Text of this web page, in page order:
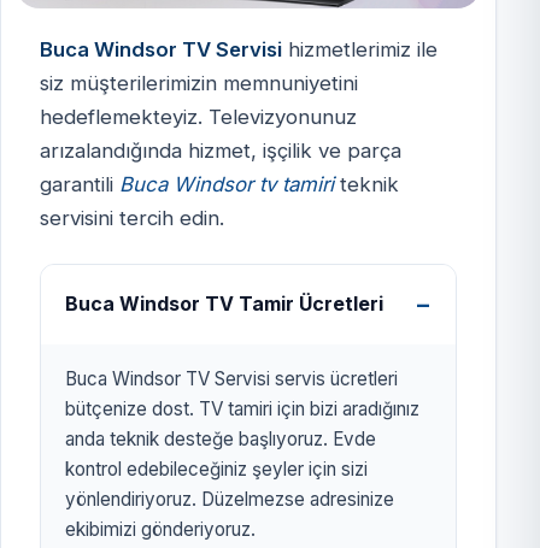
BUCA WİNDSOR TV
SERVİSİ
izmirtelevizyon.com.tr
Buca Windsor TV Servisi hizmetlerimiz ile
siz müşterilerimizin memnuniyetini
hedeflemekteyiz. Televizyonunuz
arızalandığında hizmet, işçilik ve parça
garantili Buca Windsor tv tamiriteknik
servisini tercih edin.
Buca Windsor TV Tamir Ücretleri
Buca Windsor TV Servisi servis ücretleri
bütçenize dost. TV tamiri için bizi aradığınız
anda teknik desteğe başlıyoruz. Evde
kontrol edebileceğiniz şeyler için sizi
yönlendiriyoruz. Düzelmezse adresinize
ekibimizi gönderiyoruz.